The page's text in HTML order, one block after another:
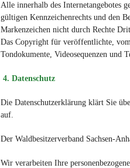
Alle innerhalb des Internetangebotes
gültigen Kennzeichenrechts und den
Markenzeichen nicht durch Rechte
Das Copyright für veröffentlichte,
Tondokumente, Videosequenzen und
4. Datenschutz
Die Datenschutzerklärung klärt Sie
auf.
Der Waldbesitzerverband Sachsen-
Wir verarbeiten Ihre